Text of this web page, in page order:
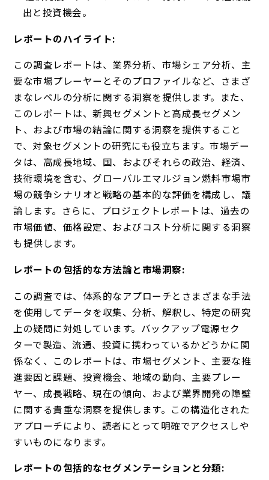
出と投資機会。
レポートのハイライト:
この調査レポートは、業界分析、市場シェア分析、主
要な市場プレーヤーとそのプロファイルなど、さまざ
まなレベルの分析に関する洞察を提供します。また、
このレポートは、新興セグメントと高成長セグメン
ト、および市場の結論に関する洞察を提供すること
で、対象セグメントの研究にも役立ちます。市場デー
タは、高成長地域、国、およびそれらの政治、経済、
技術環境を含む、グローバルエマルジョン燃料市場市
場の競争シナリオと戦略の基本的な評価を構成し、議
論します。さらに、プロジェクトレポートは、過去の
市場価値、価格設定、およびコスト分析に関する洞察
も提供します。
レポートの包括的な方法論と市場洞察:
この調査では、体系的なアプローチとさまざまな手法
を使用してデータを収集、分析、解釈し、特定の研究
上の疑問に対処しています。バックアップ電源セク
ターで製造、流通、投資に携わっているかどうかに関
係なく、このレポートは、市場セグメント、主要な推
進要因と課題、投資機会、地域の動向、主要プレー
ヤー、成長戦略、現在の傾向、および業界開発の障壁
に関する貴重な洞察を提供します。この構造化された
アプローチにより、読者にとって明確でアクセスしや
すいものになります。
レポートの包括的なセグメンテーションと分類: